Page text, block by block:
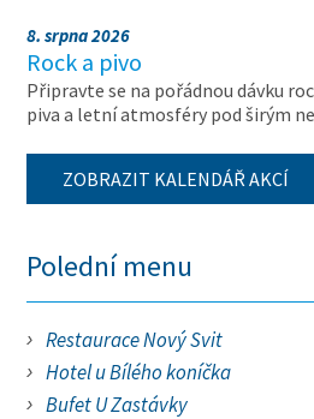
8. srpna 2026
Rock a pivo
Připravte se na pořádnou dávku
piva a letní atmosféry pod širým
ZOBRAZIT KALENDÁŘ AKCÍ
Polední menu
Restaurace Nový Svit
Hotel u Bílého koníčka
Bufet U Zastávky